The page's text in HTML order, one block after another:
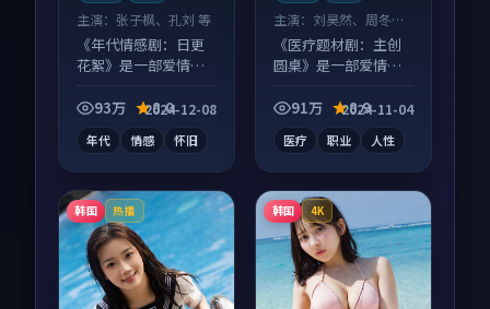
主演： 张子枫、孔刘 等
《年代情感剧：日更
花絮》是一部爱情向
感在线，配乐与镜头
93万 8.0
2024-12-08
年代 情感 怀旧
主演： 刘昊然、周冬雨
等
《医疗题材剧：主创
圆桌》是一部爱情向
感在线，配乐与镜头
91万 8.9
2024-11-04
医疗 职业 人性
韩国 热播 韩国 4K